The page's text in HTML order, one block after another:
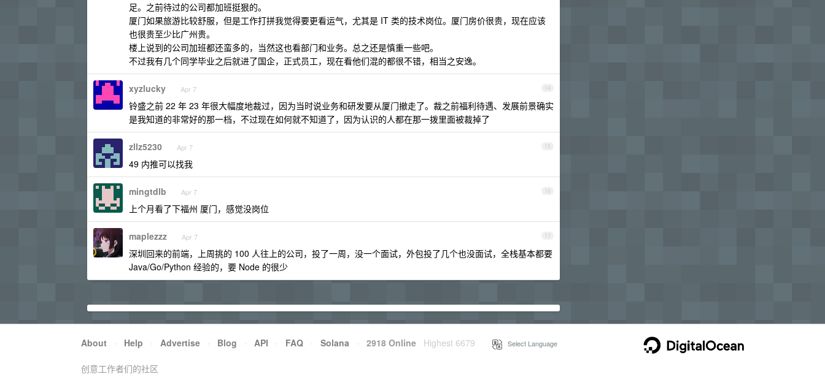
足。之前待过的公司都加班挺狠的。
厦门如果旅游比较舒服，但是工作打拼我觉得要更看运气，尤其是 IT 类的技术岗位。厦门房价很贵，现在应该
也很贵至少比广州贵。
楼上说到的公司加班都还蛮多的，当然这也看部门和业务。总之还是慎重一些吧。
不过我有几个同学毕业之后就进了国企，正式员工，现在看他们混的都很不错，相当之安逸。
14
xyzlucky Apr 7
铃盛之前 22 年 23 年很大幅度地裁过，因为当时说业务和研发要从厦门撤走了。裁之前福利待遇、发展前景确实
是我知道的非常好的那一档，不过现在如何就不知道了，因为认识的人都在那一拨里面被裁掉了
15
zllz5230 Apr 7
49 内推可以找我
16
mingtdlb Apr 7
上个月看了下福州 厦门，感觉没岗位
17
maplezzz Apr 7
深圳回来的前端，上周挑的 100 人往上的公司，投了一周，没一个面试，外包投了几个也没面试，全栈基本都要
Java/Go/Python 经验的，要 Node 的很少
About · Help · Advertise · Blog · API · FAQ · Solana · 2918 Online Highest 6679 Select Language
创意工作者们的社区